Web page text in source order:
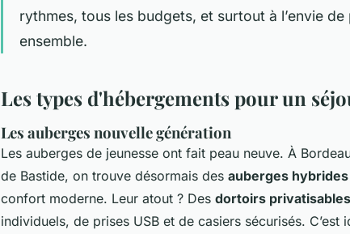
rythmes, tous les budgets, et surtout à l’envie
ensemble.
Les types d'hébergements pour un
Les auberges nouvelle génération
Les auberges de jeunesse ont fait peau neuve. À
de Bastide, on trouve désormais des auberges hybrides
confort moderne. Leur atout ? Des dortoirs privatisables
individuels, de prises USB et de casiers sécurisés. C’est